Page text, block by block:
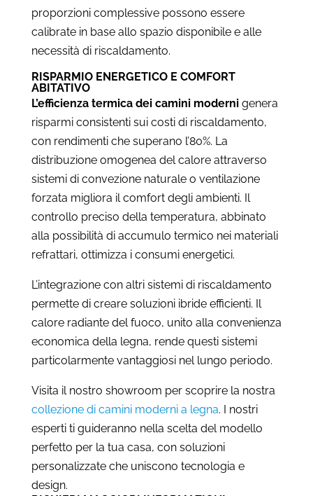
proporzioni complessive possono essere
calibrate in base allo spazio disponibile e alle
necessità di riscaldamento.
RISPARMIO ENERGETICO E COMFORT
ABITATIVO
L’efficienza termica dei camini modernigenera
risparmi consistenti sui costi di riscaldamento,
con rendimenti che superano l’80%. La
distribuzione omogenea del calore attraverso
sistemi di convezione naturale o ventilazione
forzata migliora il comfort degli ambienti. Il
controllo preciso della temperatura, abbinato
alla possibilità di accumulo termico nei materiali
refrattari, ottimizza i consumi energetici.
L’integrazione con altri sistemi di riscaldamento
permette di creare soluzioni ibride efficienti. Il
calore radiante del fuoco, unito alla convenienza
economica della legna, rende questi sistemi
particolarmente vantaggiosi nel lungo periodo.
Visita il nostro showroom per scoprire la nostra
collezione di camini moderni a legna. I nostri
esperti ti guideranno nella scelta del modello
perfetto per la tua casa, con soluzioni
personalizzate che uniscono tecnologia e
design.